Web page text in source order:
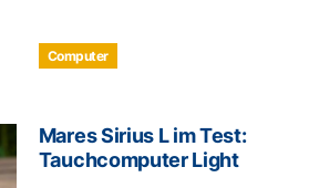
Computer
Mares Sirius L im Test:
Tauchcomputer Light